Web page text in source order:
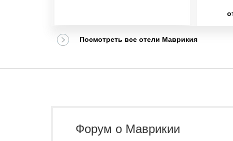
Посмотреть все отели Маврикия
Форум о Маврикии